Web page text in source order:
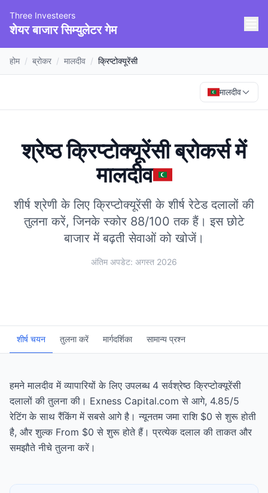
Three Investeers
शेयर बाजार सिम्युलेटर गेम
होम / ब्रोकर / मालदीव / क्रिप्टोक्यूरेंसी
मालदीव
श्रेष्ठ क्रिप्टोक्यूरेंसी ब्रोकर्समें
मालदीव
शीर्ष श्रेणी के लिए क्रिप्टोक्यूरेंसी के शीर्ष रेटेड दलालों की
तुलना करें, जिनके स्कोर 88/100 तक हैं। इस छोटे
बाजार में बढ़ती सेवाओं को खोजें।
अंतिम अपडेट: अगस्त 2026
शीर्ष चयन तुलना करें मार्गदर्शिका सामान्य प्रश्न
हमने मालदीव में व्यापारियों के लिए उपलब्ध 4 सर्वश्रेष्ठ क्रिप्टोक्यूरेंसी
दलालों की तुलना की। Exness Capital.com से आगे, 4.85/5
रेटिंग के साथ रैंकिंग में सबसे आगे है। न्यूनतम जमा राशि $0 से शुरू होती
है, और शुल्क From $0 से शुरू होते हैं। प्रत्येक दलाल की ताकत और
समझौते नीचे तुलना करें।